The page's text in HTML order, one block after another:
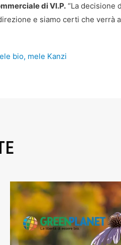
di VI.P. “La decisione
e siamo certi che verrà
bio, mele Kanzi